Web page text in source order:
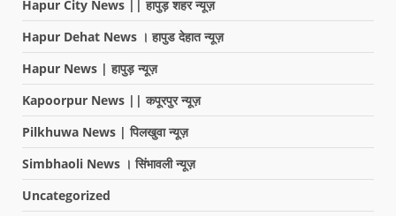
Hapur City News || हापुड़ शहर न्यूज़
Hapur Dehat News । हापुड देहात न्यूज़
Hapur News | हापुड़ न्यूज़
Kapoorpur News || कपूरपुर न्यूज़
Pilkhuwa News | पिलखुवा न्यूज़
Simbhaoli News । सिंभावली न्यूज़
Uncategorized